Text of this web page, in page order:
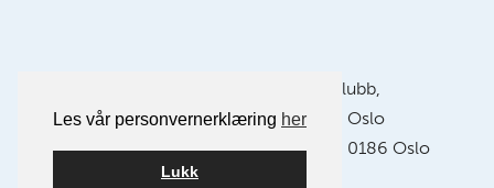
Les vår personvernerklæring her
Lukk
Oslo Kamera Klubb,
Postboks 1121 Sentrum, 0104 Oslo
Klubblokaler:Chr. Krohgs gate 10, 0186 Oslo